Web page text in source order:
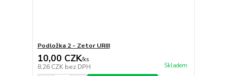
Podložka 2 - Zetor URIII
10,00 CZK/ks
8,26 CZK bez DPH Skladem